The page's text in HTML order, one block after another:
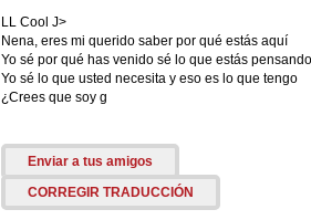
LL Cool J>
Nena, eres mi querido saber por qué estás aquí
Yo sé por qué has venido sé lo que estás pensando
Yo sé lo que usted necesita y eso es lo que tengo
¿Crees que soy g
Enviar a tus amigos
CORREGIR TRADUCCIÓN